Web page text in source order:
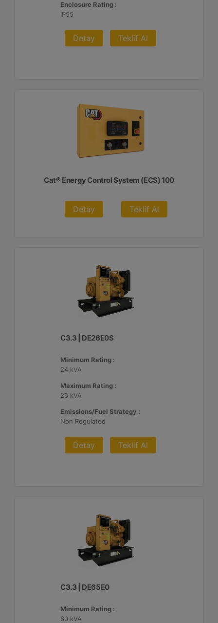
Enclosure Rating :
IP55
Detay Teklif Al
Cat® Energy Control System (ECS) 100
Detay Teklif Al
C3.3 | DE26E0S
Minimum Rating :
24 kVA
Maximum Rating :
26 kVA
Emissions/Fuel Strategy :
Non Regulated
Detay Teklif Al
C3.3 | DE65E0
Minimum Rating :
60 kVA